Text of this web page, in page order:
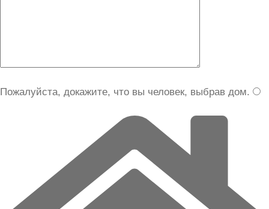
Пожалуйста, докажите, что вы человек, выбрав дом.